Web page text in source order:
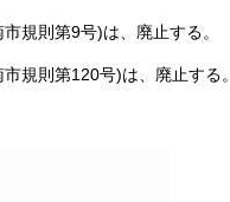
規則第9号)は、廃止する。
規則第120号)は、廃止する。